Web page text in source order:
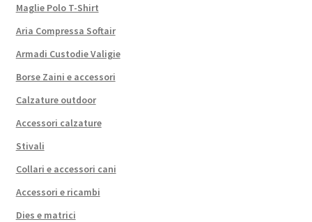
Maglie Polo T-Shirt
Aria Compressa Softair
Armadi Custodie Valigie
Borse Zaini e accessori
Calzature outdoor
Accessori calzature
Stivali
Collari e accessori cani
Accessori e ricambi
Dies e matrici